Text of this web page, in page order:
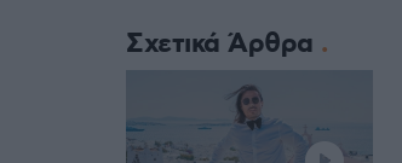
Σχετικά Άρθρα